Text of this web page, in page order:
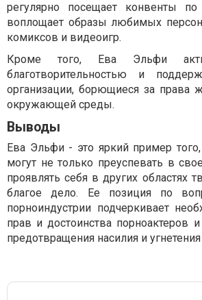
регулярно посещает конвенты
воплощает образы любимых
комиксов и видеоигр.
Кроме того, Ева Эльфи
благотворительностью и
организации, борющиеся за права
окружающей среды.
Выводы
Ева Эльфи - это яркий пример
могут не только преуспевать в
проявлять себя в других областях
благое дело. Ее позиция по
порноиндустрии подчеркивает
прав и достоинства порноактеров
предотвращения насилия и угнетения